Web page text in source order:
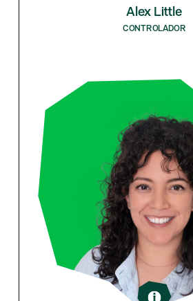
Alex Little
CONTROLADOR